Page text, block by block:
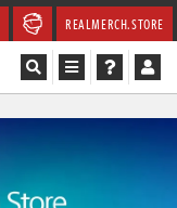
REALMERCH.STORE